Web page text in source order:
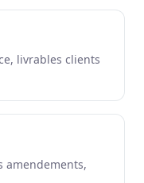
livrables clients
amendements,